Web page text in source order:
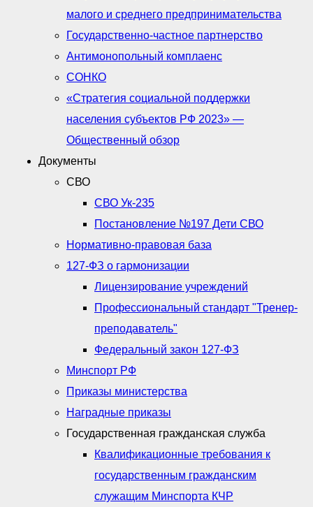
малого и среднего предпринимательства
Государственно-частное партнерство
Антимонопольный комплаенс
СОНКО
«Стратегия социальной поддержки
населения субъектов РФ 2023» —
Общественный обзор
Документы
СВО
СВО Ук-235
Постановление №197 Дети СВО
Нормативно-правовая база
127-ФЗ о гармонизации
Лицензирование учреждений
Профессиональный стандарт "Тренер-
преподаватель"
Федеральный закон 127-ФЗ
Минспорт РФ
Приказы министерства
Наградные приказы
Государственная гражданская служба
Квалификационные требования к
государственным гражданским
служащим Минспорта КЧР